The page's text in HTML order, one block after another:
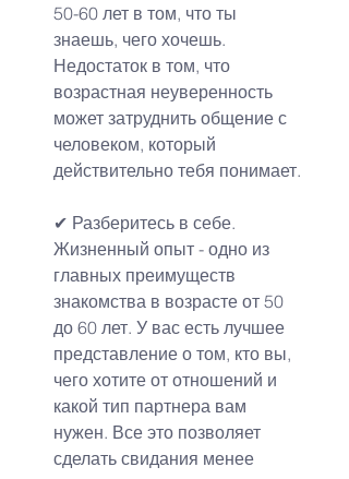
50-60 лет в том, что ты
знаешь, чего хочешь.
Недостаток в том, что
возрастная неуверенность
может затруднить общение с
человеком, который
действительно тебя понимает.
✔ Разберитесь в себе.
Жизненный опыт - одно из
главных преимуществ
знакомства в возрасте от 50
до 60 лет. У вас есть лучшее
представление о том, кто вы,
чего хотите от отношений и
какой тип партнера вам
нужен. Все это позволяет
сделать свидания менее